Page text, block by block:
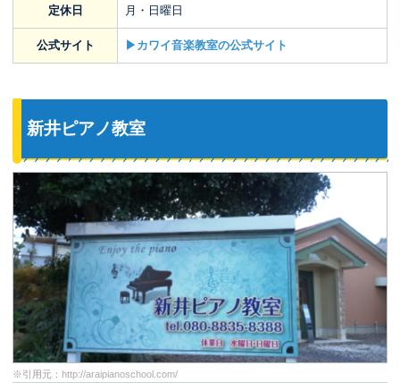
定休日 月・日曜日
公式サイト ▶カワイ音楽教室の公式サイト
新井ピアノ教室
※引用元： http://araipianoschool.com/